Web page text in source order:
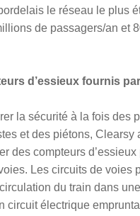
le réseau le plus
de passagers/an et
d’essieux fournis
la sécurité à la fois des
et des piétons, Clearsy
des compteurs
Les circuits de voies
du train dans
circuit électrique